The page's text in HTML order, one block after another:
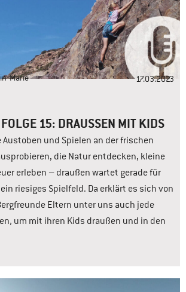
Marie 17.03.2023
15: DRAUSSEN MIT KIDS
Austoben und Spielen an der frischen
die Natur entdecken, kleine
erleben – draußen wartet gerade für
riesiges Spielfeld. Da erklärt es sich von
Eltern unter uns auch jede
um mit ihren Kids draußen und in den